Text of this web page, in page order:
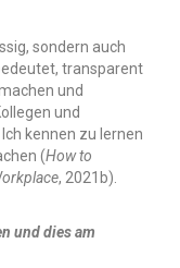
sondern auch
transparent
und
und
kennen zu lernen
(How to
, 2021b).
und dies am